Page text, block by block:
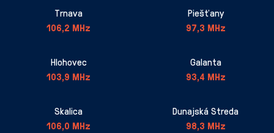
Trnava
106,2 MHz
Piešťany
97,3 MHz
Hlohovec
103,9 MHz
Galanta
93,4 MHz
Skalica
106,0 MHz
Dunajská Streda
98,3 MHz